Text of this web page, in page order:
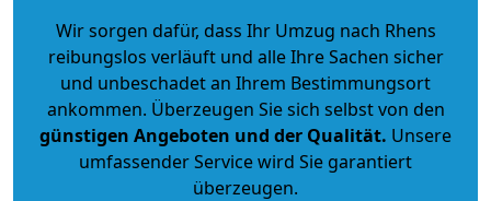
Wir sorgen dafür, dass Ihr Umzug nach Rhens
reibungslos verläuft und alle Ihre Sachen sicher
und unbeschadet an Ihrem Bestimmungsort
ankommen. Überzeugen Sie sich selbst von den
günstigen Angeboten und der Qualität. Unsere
umfassender Service wird Sie garantiert
überzeugen.